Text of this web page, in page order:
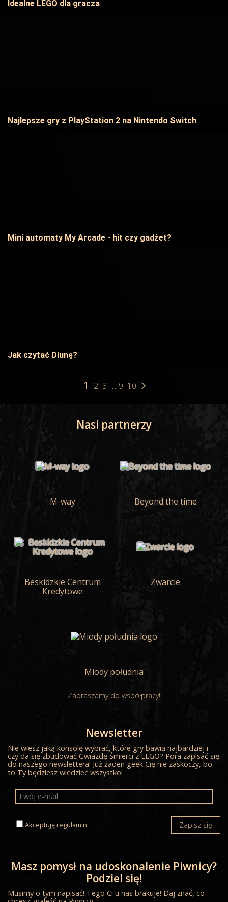
Idealne LEGO dla gracza
Najlepsze gry z PlayStation 2 na Nintendo Switch
Mini automaty My Arcade - hit czy gadżet?
Jak czytać Diunę?
1 2 3 ... 9 10
Nasi partnerzy
M-way Beyond the time
Beskidzkie Centrum
Kredytowe
Zwarcie
Miody południa
Zapraszamy do współpracy!
Newsletter
Nie wiesz jaką konsolę wybrać, które gry bawią najbardziej i
czy da się zbudować Gwiazdę Śmierci z LEGO? Pora zapisać się
do naszego newslettera! Już żaden geek Cię nie zaskoczy, bo
to Ty będziesz wiedzieć wszystko!
Akceptujęregulamin Zapisz się
Masz pomysł na udoskonalenie Piwnicy?
Podziel się!
Musimy o tym napisać! Tego Ci u nas brakuje! Daj znać, co